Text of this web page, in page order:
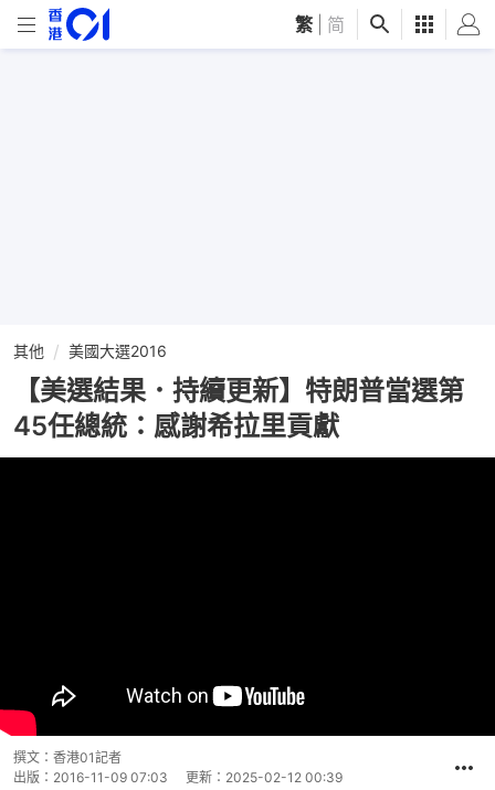
繁 简
其他 美國大選2016
【美選結果．持續更新】特朗普當選第
45任總統：感謝希拉里貢獻
撰文： 香港01記者
出版： 2016-11-09 07:03 更新： 2025-02-12 00:39